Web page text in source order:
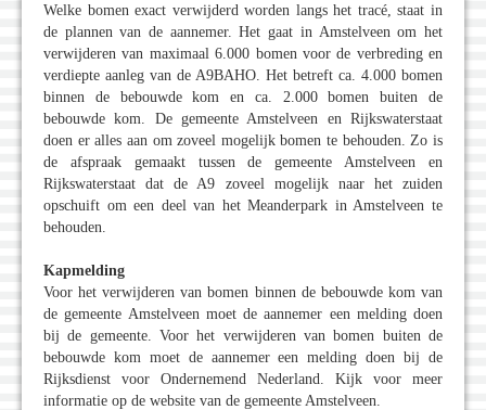
Welke bomen exact verwijderd worden langs het tracé, staat in
de plannen van de aannemer. Het gaat in Amstelveen om het
verwijderen van maximaal 6.000 bomen voor de verbreding en
verdiepte aanleg van de A9BAHO. Het betreft ca. 4.000 bomen
binnen de bebouwde kom en ca. 2.000 bomen buiten de
bebouwde kom. De gemeente Amstelveen en Rijkswaterstaat
doen er alles aan om zoveel mogelijk bomen te behouden. Zo is
de afspraak gemaakt tussen de gemeente Amstelveen en
Rijkswaterstaat dat de A9 zoveel mogelijk naar het zuiden
opschuift om een deel van het Meanderpark in Amstelveen te
behouden.
Kapmelding
Voor het verwijderen van bomen binnen de bebouwde kom van
de gemeente Amstelveen moet de aannemer een melding doen
bij de gemeente. Voor het verwijderen van bomen buiten de
bebouwde kom moet de aannemer een melding doen bij de
Rijksdienst voor Ondernemend Nederland. Kijk voor meer
informatie op de website van de gemeente Amstelveen.